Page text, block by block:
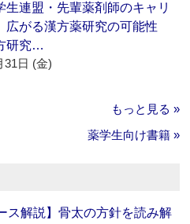
生連盟・先輩薬剤師のキャリ
広がる漢方薬研究の可能性
研究…
31日 (金)
もっと見る »
薬学生向け書籍 »
ス解説】骨太の方針を読み解